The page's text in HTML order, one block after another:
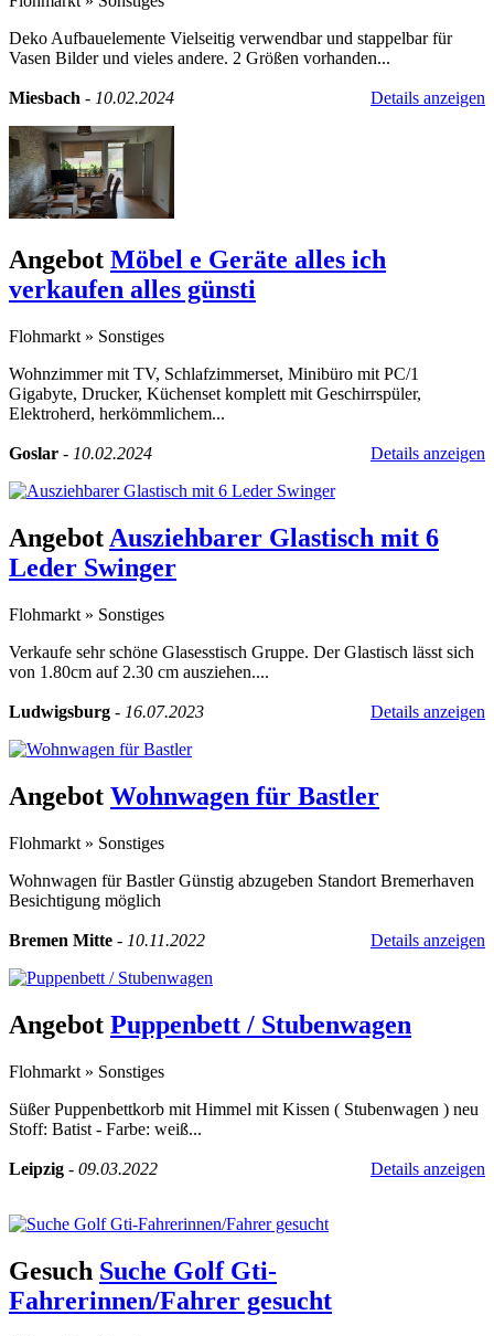
Deko Aufbauelemente Vielseitig verwendbar und stappelbar für
Vasen Bilder und vieles andere. 2 Größen vorhanden...
Miesbach - 10.02.2024 Details anzeigen
Angebot Möbel e Geräte alles ich
verkaufen alles günsti
Flohmarkt » Sonstiges
Wohnzimmer mit TV, Schlafzimmerset, Minibüro mit PC/1
Gigabyte, Drucker, Küchenset komplett mit Geschirrspüler,
Elektroherd, herkömmlichem...
Goslar - 10.02.2024 Details anzeigen
Angebot Ausziehbarer Glastisch mit 6
Leder Swinger
Flohmarkt » Sonstiges
Verkaufe sehr schöne Glasesstisch Gruppe. Der Glastisch lässt sich
von 1.80cm auf 2.30 cm ausziehen....
Ludwigsburg - 16.07.2023 Details anzeigen
Angebot Wohnwagen für Bastler
Flohmarkt » Sonstiges
Wohnwagen für Bastler Günstig abzugeben Standort Bremerhaven
Besichtigung möglich
Bremen Mitte - 10.11.2022 Details anzeigen
Angebot Puppenbett / Stubenwagen
Flohmarkt » Sonstiges
Süßer Puppenbettkorb mit Himmel mit Kissen ( Stubenwagen ) neu
Stoff: Batist - Farbe: weiß...
Leipzig - 09.03.2022 Details anzeigen
Gesuch Suche Golf Gti-
Fahrerinnen/Fahrer gesucht